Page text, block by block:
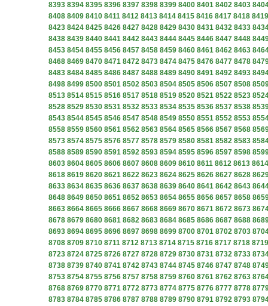
8393 8394 8395 8396 8397 8398 8399 8400 8401 8402 8403
8408 8409 8410 8411 8412 8413 8414 8415 8416 8417 8418 8419
8423 8424 8425 8426 8427 8428 8429 8430 8431 8432 8433
8438 8439 8440 8441 8442 8443 8444 8445 8446 8447 8448
8453 8454 8455 8456 8457 8458 8459 8460 8461 8462 8463
8468 8469 8470 8471 8472 8473 8474 8475 8476 8477 8478
8483 8484 8485 8486 8487 8488 8489 8490 8491 8492 8493
8498 8499 8500 8501 8502 8503 8504 8505 8506 8507 8508
8513 8514 8515 8516 8517 8518 8519 8520 8521 8522 8523
8528 8529 8530 8531 8532 8533 8534 8535 8536 8537 8538
8543 8544 8545 8546 8547 8548 8549 8550 8551 8552 8553
8558 8559 8560 8561 8562 8563 8564 8565 8566 8567 8568
8573 8574 8575 8576 8577 8578 8579 8580 8581 8582 8583
8588 8589 8590 8591 8592 8593 8594 8595 8596 8597 8598
8603 8604 8605 8606 8607 8608 8609 8610 8611 8612 8613 8614
8618 8619 8620 8621 8622 8623 8624 8625 8626 8627 8628
8633 8634 8635 8636 8637 8638 8639 8640 8641 8642 8643
8648 8649 8650 8651 8652 8653 8654 8655 8656 8657 8658
8663 8664 8665 8666 8667 8668 8669 8670 8671 8672 8673
8678 8679 8680 8681 8682 8683 8684 8685 8686 8687 8688
8693 8694 8695 8696 8697 8698 8699 8700 8701 8702 8703
8708 8709 8710 8711 8712 8713 8714 8715 8716 8717 8718 8719
8723 8724 8725 8726 8727 8728 8729 8730 8731 8732 8733
8738 8739 8740 8741 8742 8743 8744 8745 8746 8747 8748
8753 8754 8755 8756 8757 8758 8759 8760 8761 8762 8763
8768 8769 8770 8771 8772 8773 8774 8775 8776 8777 8778
8783 8784 8785 8786 8787 8788 8789 8790 8791 8792 8793